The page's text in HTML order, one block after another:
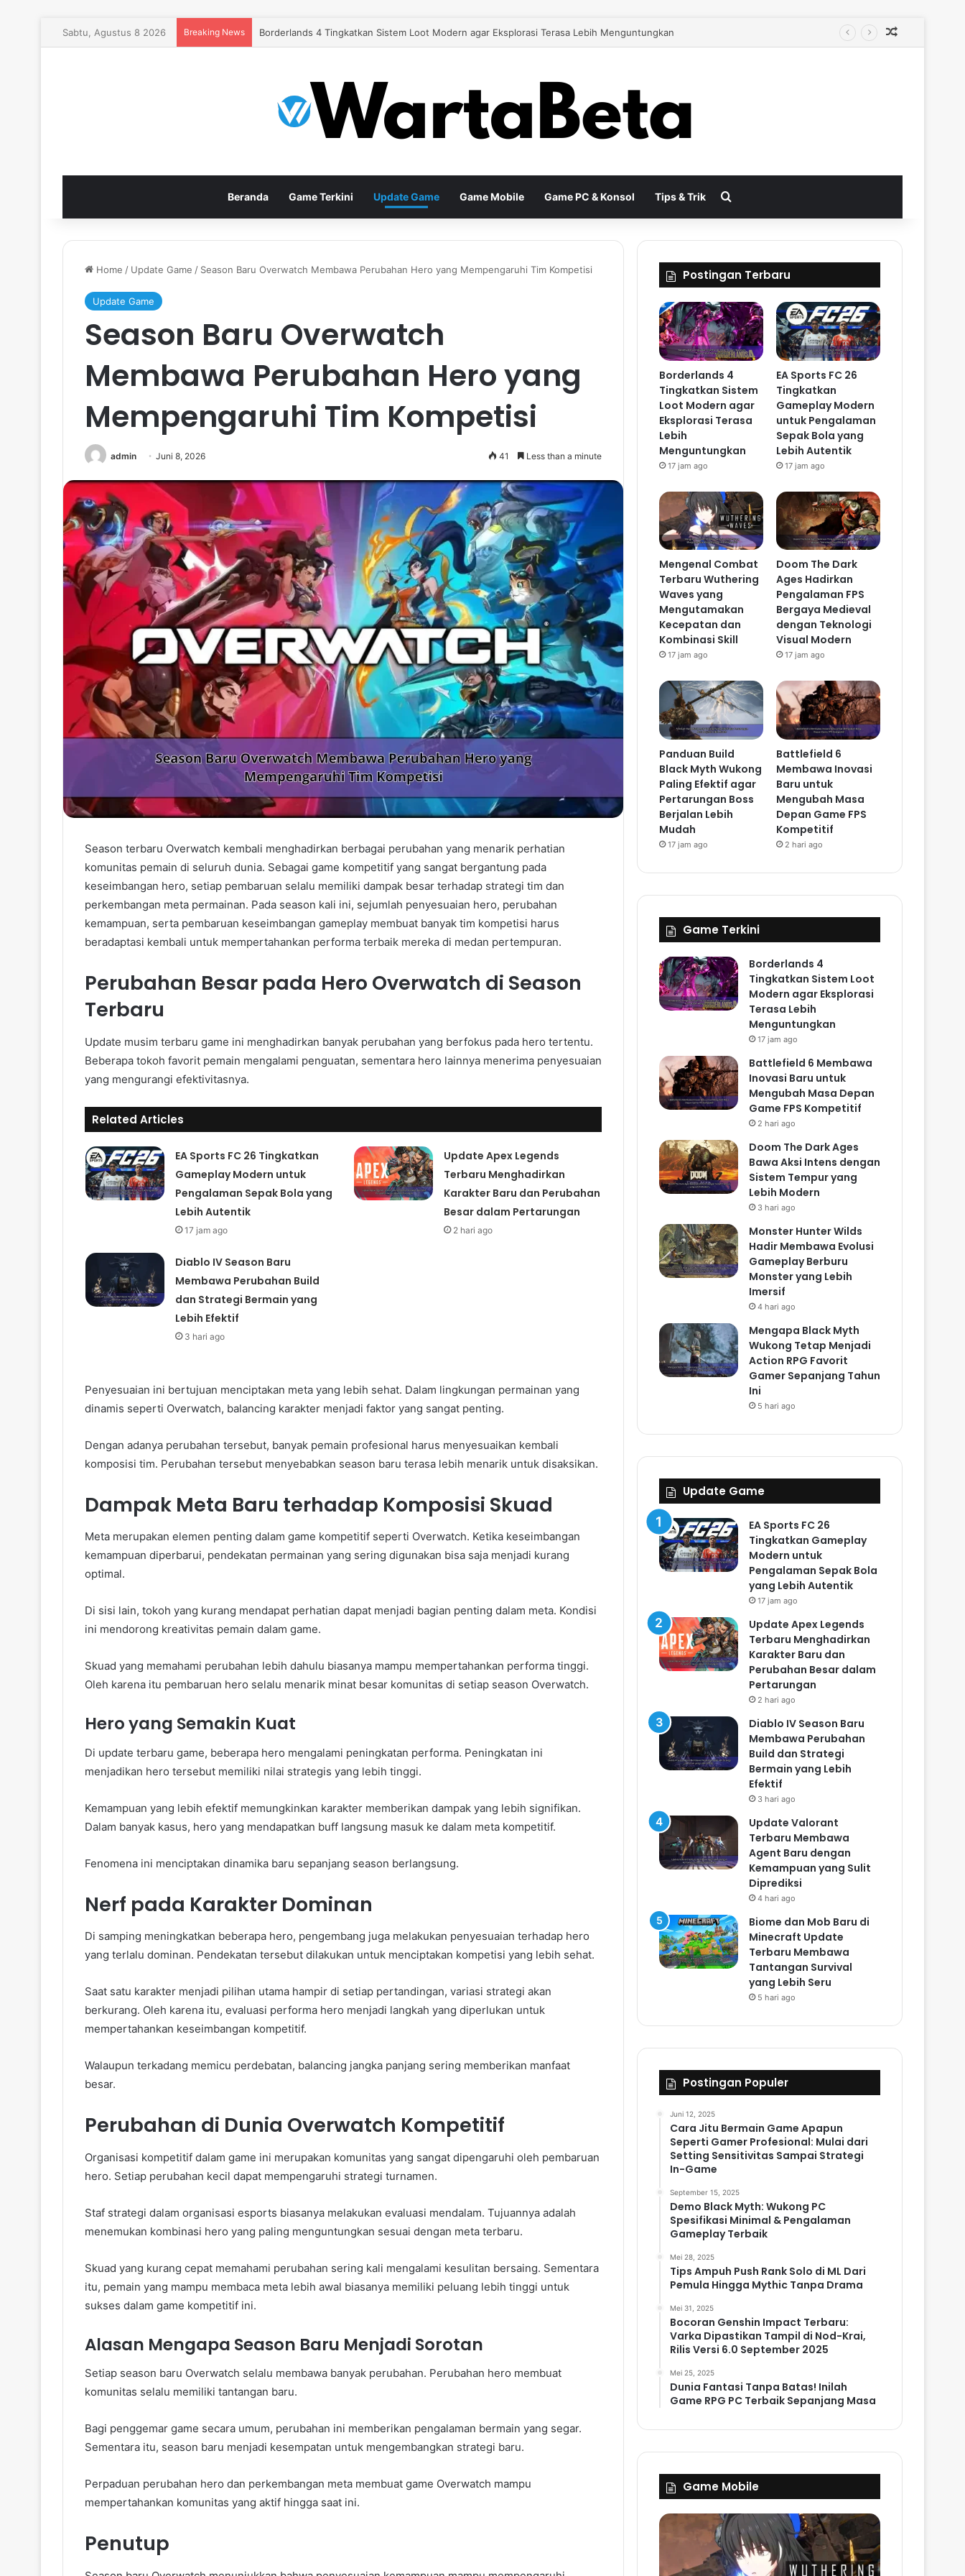
Sabtu, Agustus 8 2026 Breaking News EA Sports FC 26 Tingkatkan Gameplay Modern untuk Pengalaman Sepak Bola yang Lebih Autentik
Beranda Game Terkini Update Game Game Mobile Game PC & Konsol Tips & Trik
Home / Update Game / Season Baru Overwatch Membawa Perubahan Hero yang Mempengaruhi Tim Kompetisi
Update Game
Season Baru Overwatch
Membawa Perubahan Hero yang
Mempengaruhi Tim Kompetisi
admin Juni 8, 2026 41 Less than a minute
Season terbaru Overwatch kembali menghadirkan berbagai perubahan yang menarik perhatian
komunitas pemain di seluruh dunia. Sebagai game kompetitif yang sangat bergantung pada
keseimbangan hero, setiap pembaruan selalu memiliki dampak besar terhadap strategi tim dan
perkembangan meta permainan. Pada season kali ini, sejumlah penyesuaian hero, perubahan
kemampuan, serta pembaruan keseimbangan gameplay membuat banyak tim kompetisi harus
beradaptasi kembali untuk mempertahankan performa terbaik mereka di medan pertempuran.
Perubahan Besar pada Hero Overwatch di Season
Terbaru
Update musim terbaru game ini menghadirkan banyak perubahan yang berfokus pada hero tertentu.
Beberapa tokoh favorit pemain mengalami penguatan, sementara hero lainnya menerima penyesuaian
yang mengurangi efektivitasnya.
Related Articles
EA Sports FC 26 Tingkatkan
Gameplay Modern untuk
Pengalaman Sepak Bola yang
Lebih Autentik
17 jam ago
Update Apex Legends
Terbaru Menghadirkan
Karakter Baru dan Perubahan
Besar dalam Pertarungan
2 hari ago
Diablo IV Season Baru
Membawa Perubahan Build
dan Strategi Bermain yang
Lebih Efektif
3 hari ago
Penyesuaian ini bertujuan menciptakan meta yang lebih sehat. Dalam lingkungan permainan yang
dinamis seperti Overwatch, balancing karakter menjadi faktor yang sangat penting.
Dengan adanya perubahan tersebut, banyak pemain profesional harus menyesuaikan kembali
komposisi tim. Perubahan tersebut menyebabkan season baru terasa lebih menarik untuk disaksikan.
Dampak Meta Baru terhadap Komposisi Skuad
Meta merupakan elemen penting dalam game kompetitif seperti Overwatch. Ketika keseimbangan
kemampuan diperbarui, pendekatan permainan yang sering digunakan bisa saja menjadi kurang
optimal.
Di sisi lain, tokoh yang kurang mendapat perhatian dapat menjadi bagian penting dalam meta. Kondisi
ini mendorong kreativitas pemain dalam game.
Skuad yang memahami perubahan lebih dahulu biasanya mampu mempertahankan performa tinggi.
Oleh karena itu pembaruan hero selalu menarik minat besar komunitas di setiap season Overwatch.
Hero yang Semakin Kuat
Di update terbaru game, beberapa hero mengalami peningkatan performa. Peningkatan ini
menjadikan hero tersebut memiliki nilai strategis yang lebih tinggi.
Kemampuan yang lebih efektif memungkinkan karakter memberikan dampak yang lebih signifikan.
Dalam banyak kasus, hero yang mendapatkan buff langsung masuk ke dalam meta kompetitif.
Fenomena ini menciptakan dinamika baru sepanjang season berlangsung.
Nerf pada Karakter Dominan
Di samping meningkatkan beberapa hero, pengembang juga melakukan penyesuaian terhadap hero
yang terlalu dominan. Pendekatan tersebut dilakukan untuk menciptakan kompetisi yang lebih sehat.
Saat satu karakter menjadi pilihan utama hampir di setiap pertandingan, variasi strategi akan
berkurang. Oleh karena itu, evaluasi performa hero menjadi langkah yang diperlukan untuk
mempertahankan keseimbangan kompetitif.
Walaupun terkadang memicu perdebatan, balancing jangka panjang sering memberikan manfaat
besar.
Perubahan di Dunia Overwatch Kompetitif
Organisasi kompetitif dalam game ini merupakan komunitas yang sangat dipengaruhi oleh pembaruan
hero. Setiap perubahan kecil dapat mempengaruhi strategi turnamen.
Staf strategi dalam organisasi esports biasanya melakukan evaluasi mendalam. Tujuannya adalah
menemukan kombinasi hero yang paling menguntungkan sesuai dengan meta terbaru.
Skuad yang kurang cepat memahami perubahan sering kali mengalami kesulitan bersaing. Sementara
itu, pemain yang mampu membaca meta lebih awal biasanya memiliki peluang lebih tinggi untuk
sukses dalam game kompetitif ini.
Alasan Mengapa Season Baru Menjadi Sorotan
Setiap season baru Overwatch selalu membawa banyak perubahan. Perubahan hero membuat
komunitas selalu memiliki tantangan baru.
Bagi penggemar game secara umum, perubahan ini memberikan pengalaman bermain yang segar.
Sementara itu, season baru menjadi kesempatan untuk mengembangkan strategi baru.
Perpaduan perubahan hero dan perkembangan meta membuat game Overwatch mampu
mempertahankan komunitas yang aktif hingga saat ini.
Penutup
Postingan Terbaru
Borderlands 4
Tingkatkan Sistem
Loot Modern agar
Eksplorasi Terasa
Lebih
Menguntungkan
17 jam ago
EA Sports FC 26
Tingkatkan
Gameplay Modern
untuk Pengalaman
Sepak Bola yang
Lebih Autentik
17 jam ago
Mengenal Combat
Terbaru Wuthering
Waves yang
Mengutamakan
Kecepatan dan
Kombinasi Skill
17 jam ago
Doom The Dark
Ages Hadirkan
Pengalaman FPS
Bergaya Medieval
dengan Teknologi
Visual Modern
17 jam ago
Panduan Build
Black Myth Wukong
Paling Efektif agar
Pertarungan Boss
Berjalan Lebih
Mudah
17 jam ago
Battlefield 6
Membawa Inovasi
Baru untuk
Mengubah Masa
Depan Game FPS
Kompetitif
2 hari ago
Game Terkini
Borderlands 4
Tingkatkan Sistem Loot
Modern agar Eksplorasi
Terasa Lebih
Menguntungkan
17 jam ago
Battlefield 6 Membawa
Inovasi Baru untuk
Mengubah Masa Depan
Game FPS Kompetitif
2 hari ago
Doom The Dark Ages
Bawa Aksi Intens dengan
Sistem Tempur yang
Lebih Modern
3 hari ago
Monster Hunter Wilds
Hadir Membawa Evolusi
Gameplay Berburu
Monster yang Lebih
Imersif
4 hari ago
Mengapa Black Myth
Wukong Tetap Menjadi
Action RPG Favorit
Gamer Sepanjang Tahun
Ini
5 hari ago
Update Game
EA Sports FC 26
Tingkatkan Gameplay
Modern untuk
Pengalaman Sepak Bola
yang Lebih Autentik
17 jam ago
Update Apex Legends
Terbaru Menghadirkan
Karakter Baru dan
Perubahan Besar dalam
Pertarungan
2 hari ago
Diablo IV Season Baru
Membawa Perubahan
Build dan Strategi
Bermain yang Lebih
Efektif
3 hari ago
Update Valorant
Terbaru Membawa
Agent Baru dengan
Kemampuan yang Sulit
Diprediksi
4 hari ago
Biome dan Mob Baru di
Minecraft Update
Terbaru Membawa
Tantangan Survival
yang Lebih Seru
5 hari ago
Postingan Populer
Juni 12, 2025
Cara Jitu Bermain Game Apapun
Seperti Gamer Profesional: Mulai dari
Setting Sensitivitas Sampai Strategi
In-Game
September 15, 2025
Demo Black Myth: Wukong PC
Spesifikasi Minimal & Pengalaman
Gameplay Terbaik
Mei 28, 2025
Tips Ampuh Push Rank Solo di ML Dari
Pemula Hingga Mythic Tanpa Drama
Mei 31, 2025
Bocoran Genshin Impact Terbaru:
Varka Dipastikan Tampil di Nod-Krai,
Rilis Versi 6.0 September 2025
Mei 25, 2025
Dunia Fantasi Tanpa Batas! Inilah
Game RPG PC Terbaik Sepanjang Masa
Game Mobile